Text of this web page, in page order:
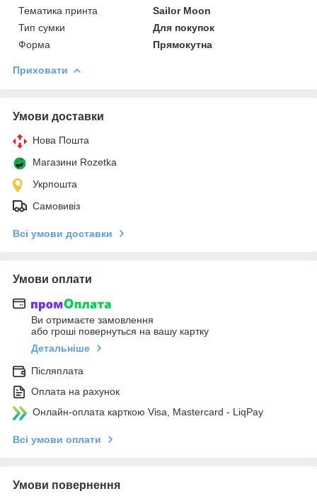
Тематика принта
Sailor Moon
Тип сумки
Для покупок
Форма
Прямокутна
Приховати
Умови доставки
Нова Пошта
Магазини Rozetka
Укрпошта
Самовивіз
Всі умови доставки
Умови оплати
Ви отримаєте замовлення
або гроші повернуться на вашу картку
Детальніше
Післяплата
Оплата на рахунок
Онлайн-оплата карткою Visa, Mastercard - LiqPay
Всі умови оплати
Умови повернення